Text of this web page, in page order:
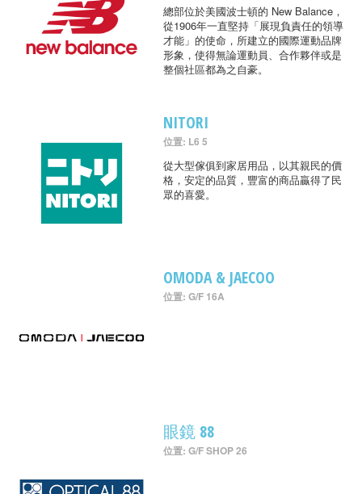
總部位於美國波士頓的 New Balance，
從1906年一直堅持「展現負責任的領導
才能」的使命，所建立的國際運動品牌
形象，使得無論運動員、合作夥伴或是
整個社區都為之自豪。
NITORI
位置: L6 5
從大型傢俱到家居用品，以其親民的價
格，安定的品質，豐富的商品贏得了民
眾的喜愛。
OMODA & JAECOO
位置: G/F 16A
眼鏡 88
位置: G/F SHOP 26